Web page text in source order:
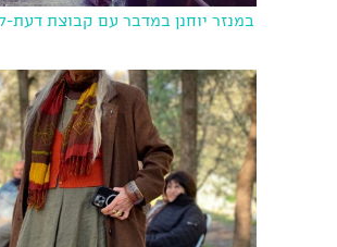
במנזר יוחנן במדבר עם קבוצת דעת-